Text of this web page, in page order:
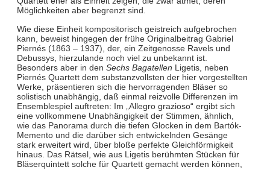
Möglichkeiten aber begrenzt sind.
Wie diese Einheit kompositorisch geistreich aufgebrochen
kann, beweist hingegen der frühe Originalbeitrag Gabriel
Piernés (1863 – 1937), der, ein Zeitgenosse Ravels und
Debussys, hierzulande noch viel zu unbekannt ist.
Besonders aber in den Sechs Bagatellen Ligetis, neben
Piernés Quartett dem substanzvollsten der hier vorgestellten
Werke, präsentieren sich die hervorragenden Bläser so
solistisch unabhängig, daß einmal reizvolle Differenzen im
Ensemblespiel auftreten: Im „Allegro grazioso“ ergibt sich
eine vollkommene Unabhängigkeit der Stimmen, ähnlich,
wie das Panorama durch die tiefen Glocken in dem Bartók-
Memento und die darüber sich entwickelnden Gesänge
stark erweitert wird, über bloße perfekte Gleichförmigkeit
hinaus. Das Rätsel, wie aus Ligetis berühmten Stücken für
Bläserquintett solche für Quartett gemacht werden können,